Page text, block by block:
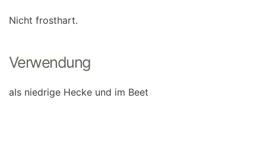
Nicht frosthart.
Verwendung
als niedrige Hecke und im Beet